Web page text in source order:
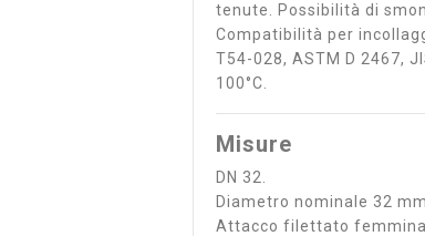
tenute. Possibilità di
Compatibilità per
T54-028, ASTM D 2467,
100°C.
Misure
DN 32.
Diametro nominale 32 mm.
Attacco filettato femmina